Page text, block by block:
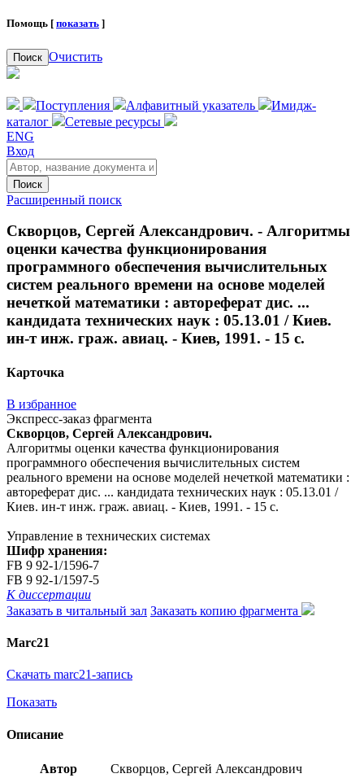
Помощь [ показать ]
Поиск Очистить
Поступления Алфавитный указатель
Имидж-
каталог
Сетевые ресурсы
ENG
Вход
Поиск
Расширенный поиск
Скворцов, Сергей Александрович. - Алгоритмы
оценки качества функционирования
программного обеспечения вычислительных
систем реального времени на основе моделей
нечеткой математики : автореферат дис. ...
кандидата технических наук : 05.13.01 / Киев.
ин-т инж. граж. авиац. - Киев, 1991. - 15 с.
Карточка
В избранное
Экспресс-заказ фрагмента
Скворцов, Сергей Александрович.
Алгоритмы оценки качества функционирования
программного обеспечения вычислительных систем
реального времени на основе моделей нечеткой математики :
автореферат дис. ... кандидата технических наук : 05.13.01 /
Киев. ин-т инж. граж. авиац. - Киев, 1991. - 15 с.
Управление в технических системах
Шифр хранения:
FB 9 92-1/1596-7
FB 9 92-1/1597-5
К диссертации
Заказать в читальный зал Заказать копию фрагмента
Marc21
Скачать marc21-запись
Показать
Описание
Автор Скворцов, Сергей Александрович